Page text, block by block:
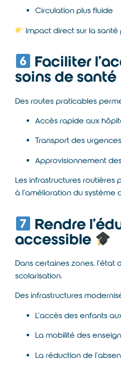
Circulation plus fluide
Impact direct sur la santé
Faciliter
soins de santé
Des routes praticables
Accès rapide aux
Transport des urgences
Approvisionnement
Les infrastructures
à l’amélioration du système
Rendre
accessible
Dans certaines zones, l’état
scolarisation.
Des infrastructures
L’accès des enfants
La mobilité des
La réduction de